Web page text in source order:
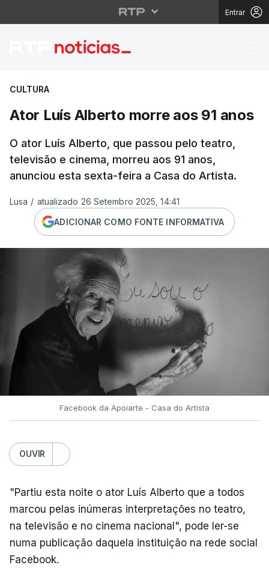
Entrar
Ator Luís Alberto
CULTURA
Ator Luís Alberto morre aos 91 anos
O ator Luís Alberto, que passou pelo teatro,
televisão e cinema, morreu aos 91 anos,
anunciou esta sexta-feira a Casa do Artista.
Lusa / atualizado 26 Setembro 2025, 14:41
ADICIONAR COMO FONTE INFORMATIVA
Facebook da Apoiarte - Casa do Artista
OUVIR
"Partiu esta noite o ator Luís Alberto que a todos
marcou pelas inúmeras interpretações no teatro,
na televisão e no cinema nacional", pode ler-se
numa publicação daquela instituição na rede social
Facebook.